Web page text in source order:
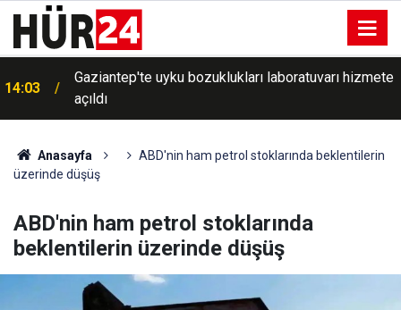
13:59
Dr. Ergün: Yaz aylarında bilinçsiz su tüketimi ciddi
sağlık sorunlarına yol açabilir
Anasayfa
ABD'nin ham petrol stoklarında beklentilerin
üzerinde düşüş
ABD'nin ham petrol stoklarında
beklentilerin üzerinde düşüş